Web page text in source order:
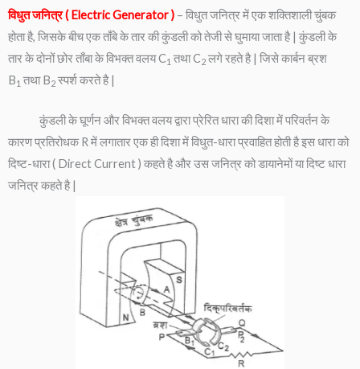
विधुत जनित्र ( Electric Generator ) – विधुत जनित्र में एक शक्तिशाली चुंबक
होता है, जिसके बीच एक ताँबे के तार की कुंडली को तेजी से घुमाया जाता है | कुंडली के
तार के दोनों छोर ताँबा के विभक्त वलय C1 तथा C2 लगे रहते है | जिसे कार्बन ब्रश
B1 तथा B2 स्पर्श करते है |
कुंडली के घूर्णन और विभक्त वलय द्वारा प्रेरित धारा की दिशा में परिवर्तन के
कारण प्रतिरोधक R में लगातार एक ही दिशा में विधुत-धारा प्रवाहित होती है इस धारा को
दिष्ट-धारा ( Direct Current ) कहते है और उस जनित्र को डायानेमों या दिष्ट धारा
जनित्र कहते है |